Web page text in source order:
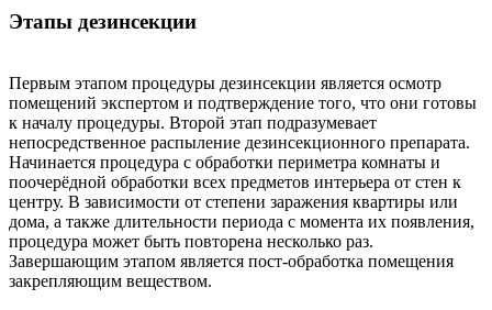
Этапы дезинсекции
Первым этапом процедуры дезинсекции является осмотр
помещений экспертом и подтверждение того, что они готовы
к началу процедуры. Второй этап подразумевает
непосредственное распыление дезинсекционного препарата.
Начинается процедура с обработки периметра комнаты и
поочерёдной обработки всех предметов интерьера от стен к
центру. В зависимости от степени заражения квартиры или
дома, а также длительности периода с момента их появления,
процедура может быть повторена несколько раз.
Завершающим этапом является пост-обработка помещения
закрепляющим веществом.